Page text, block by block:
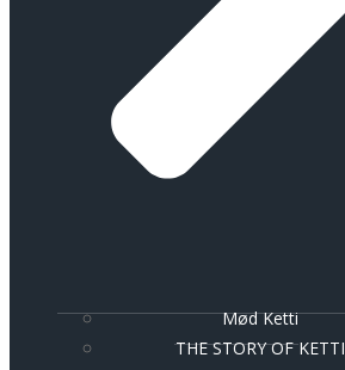
Mød Ketti
THE STORY OF KETTI